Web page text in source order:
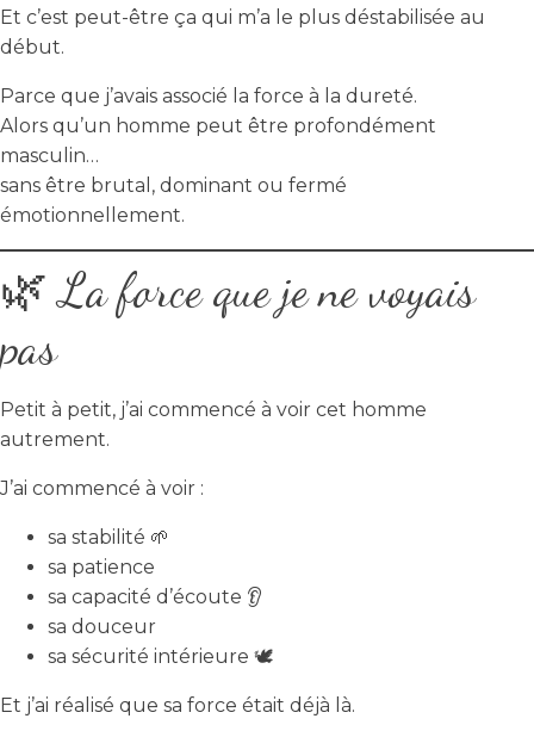
Et c’est peut-être ça qui m’a le plus déstabilisée au
début.
Parce que j’avais associé la force à la dureté.
Alors qu’un homme peut être profondément
masculin…
sans être brutal, dominant ou fermé
émotionnellement.
🌿 La force que je ne voyais
pas
Petit à petit, j’ai commencé à voir cet homme
autrement.
J’ai commencé à voir :
sa stabilité 🌱
sa patience
sa capacité d’écoute 👂
sa douceur
sa sécurité intérieure 🕊️
Et j’ai réalisé que sa force était déjà là.